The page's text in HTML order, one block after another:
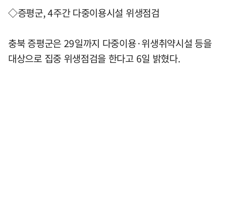
◇증평군, 4주간 다중이용시설 위생점검
충북 증평군은 29일까지 다중이용·위생취약시설 등을
대상으로 집중 위생점검을 한다고 6일 밝혔다.